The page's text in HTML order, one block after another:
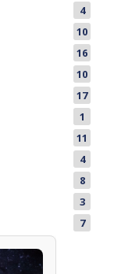
4
10
16
10
17
1
11
4
8
3
7